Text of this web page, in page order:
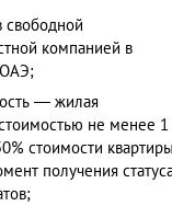
свободной
компанией в
ОАЭ;
— жилая
не менее 1
стоимости
получения